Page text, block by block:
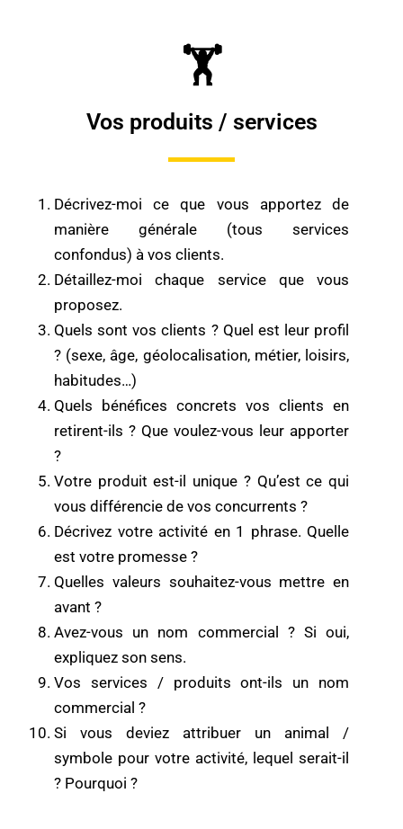
🏋
Vos produits / services
Décrivez-moi ce que vous apportez de
manière générale (tous services
confondus) à vos clients.
Détaillez-moi chaque service que vous
proposez.
Quels sont vos clients ? Quel est leur profil
? (sexe, âge, géolocalisation, métier, loisirs,
habitudes…)
Quels bénéfices concrets vos clients en
retirent-ils ? Que voulez-vous leur apporter
?
Votre produit est-il unique ? Qu’est ce qui
vous différencie de vos concurrents ?
Décrivez votre activité en 1 phrase. Quelle
est votre promesse ?
Quelles valeurs souhaitez-vous mettre en
avant ?
Avez-vous un nom commercial ? Si oui,
expliquez son sens.
Vos services / produits ont-ils un nom
commercial ?
Si vous deviez attribuer un animal /
symbole pour votre activité, lequel serait-il
? Pourquoi ?